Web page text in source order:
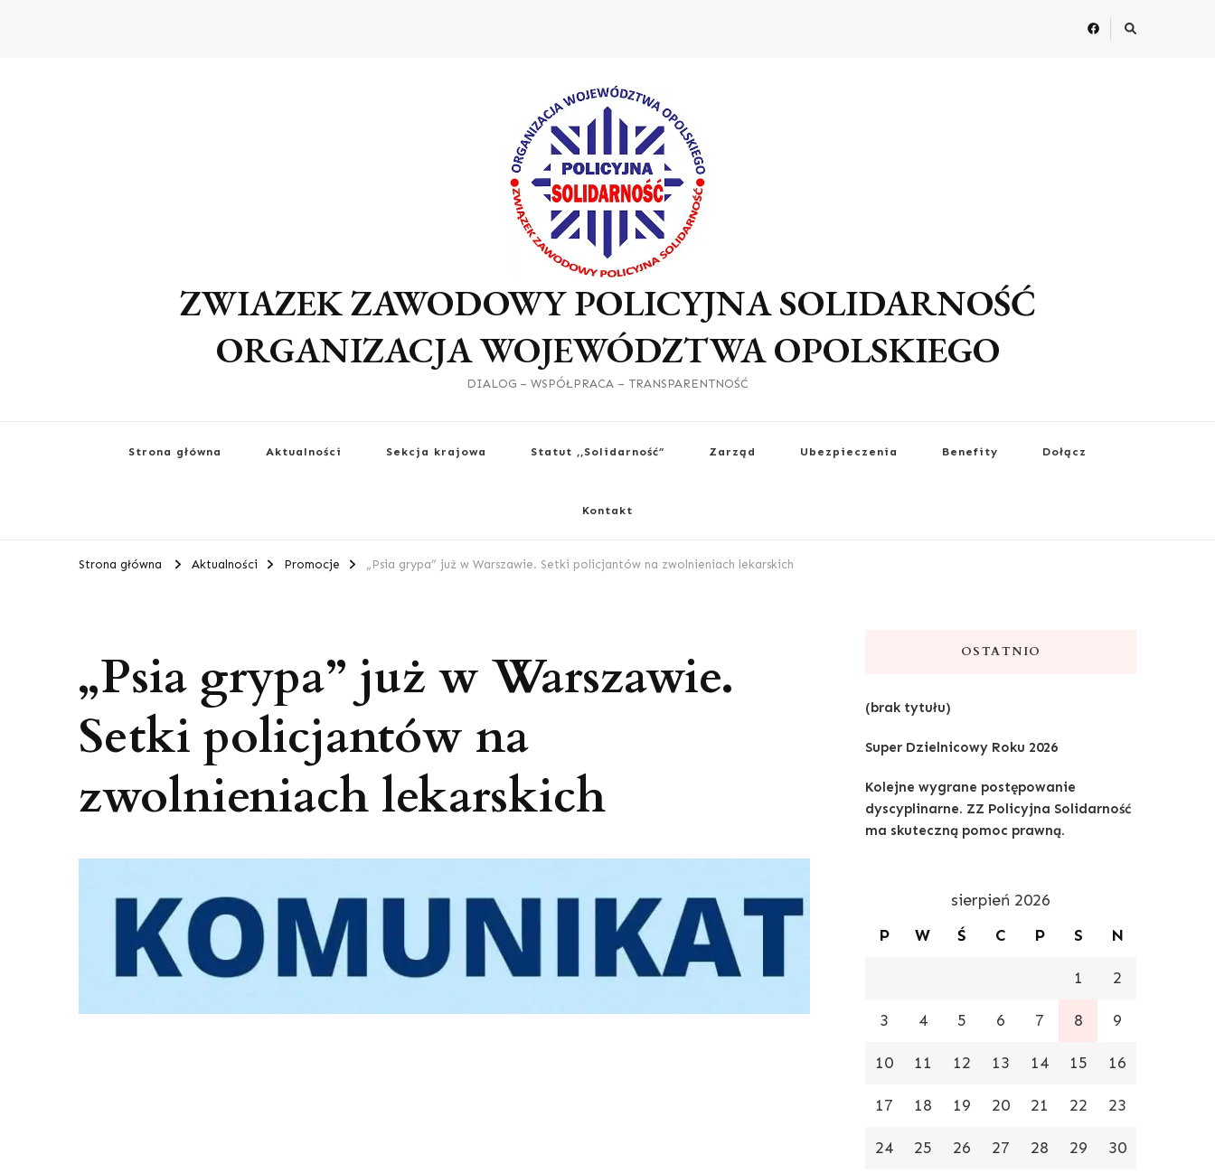
ZWIAZEK ZAWODOWY POLICYJNA SOLIDARNOŚĆ
ORGANIZACJA WOJEWÓDZTWA OPOLSKIEGO
DIALOG – WSPÓŁPRACA – TRANSPARENTNOŚĆ
Strona główna Aktualności Sekcja krajowa Statut ,,Solidarność” Zarząd Ubezpieczenia Benefity Dołącz
Kontakt
Strona główna Aktualności Promocje „Psia grypa” już w Warszawie. Setki policjantów na zwolnieniach lekarskich
„Psia grypa” już w Warszawie.
Setki policjantów na
zwolnieniach lekarskich
OSTATNIO
(brak tytułu)
Super Dzielnicowy Roku 2026
Kolejne wygrane postępowanie
dyscyplinarne. ZZ Policyjna Solidarność
ma skuteczną pomoc prawną.
sierpień 2026
P
W Ś C P S N
1 2
3 4 5 6 7 8 9
10 11 12 13 14 15 16
17 18 19 20 21 22 23
24 25 26 27 28 29 30